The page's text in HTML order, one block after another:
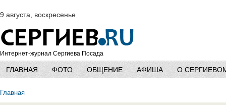
9 августа, воскресенье
Интернет-журнал Сергиева Посада
ГЛАВНАЯ ФОТО ОБЩЕНИЕ АФИША О
Главная